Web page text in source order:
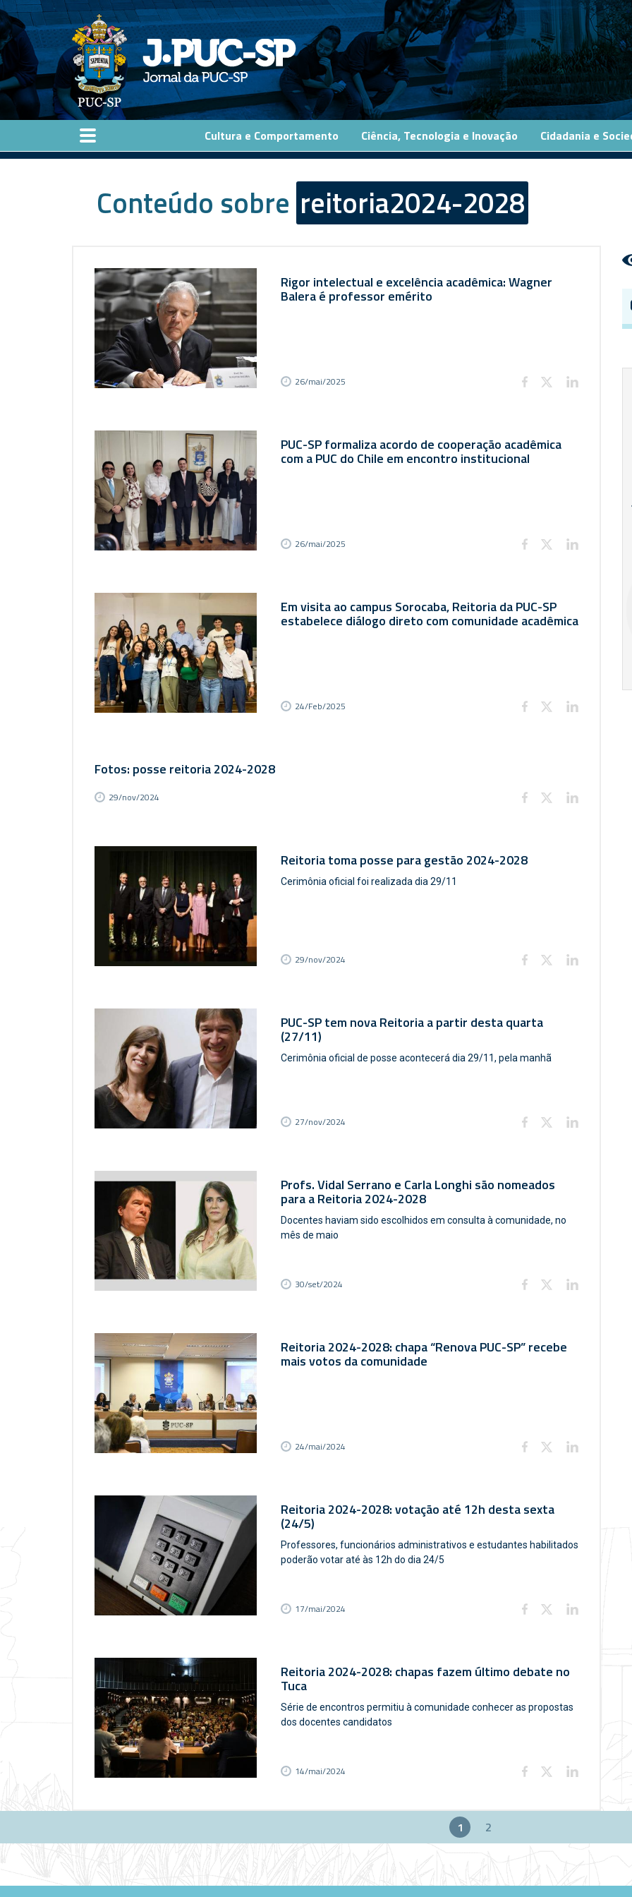
Pular para o conteúdo principal
Cultura e Comportamento Ciência, Tecnologia e Inovação Cidadania e
Conteúdo sobre reitoria2024-2028
Rigor intelectual e excelência acadêmica: Wagner
Balera é professor emérito
26/mai/2025
PUC-SP formaliza acordo de cooperação acadêmica
com a PUC do Chile em encontro institucional
26/mai/2025
Em visita ao campus Sorocaba, Reitoria da PUC-SP
estabelece diálogo direto com comunidade acadêmica
24/Feb/2025
Fotos: posse reitoria 2024-2028
29/nov/2024
Reitoria toma posse para gestão 2024-2028
Cerimônia oficial foi realizada dia 29/11
29/nov/2024
PUC-SP tem nova Reitoria a partir desta quarta
(27/11)
Cerimônia oficial de posse acontecerá dia 29/11, pela manhã
27/nov/2024
Profs. Vidal Serrano e Carla Longhi são nomeados
para a Reitoria 2024-2028
Docentes haviam sido escolhidos em consulta à comunidade, no
mês de maio
30/set/2024
Reitoria 2024-2028: chapa “Renova PUC-SP” recebe
mais votos da comunidade
24/mai/2024
Reitoria 2024-2028: votação até 12h desta sexta
(24/5)
Professores, funcionários administrativos e estudantes habilitados
poderão votar até às 12h do dia 24/5
17/mai/2024
Reitoria 2024-2028: chapas fazem último debate no
Tuca
Série de encontros permitiu à comunidade conhecer as propostas
dos docentes candidatos
14/mai/2024
PUC-SP
Páginas 1 2